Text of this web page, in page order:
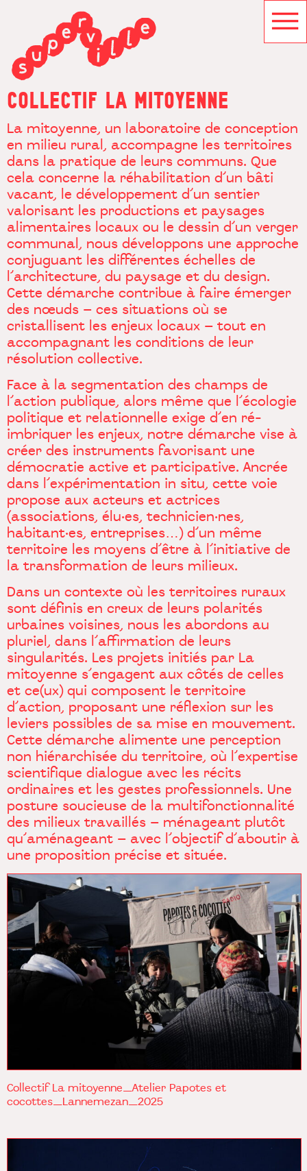
COLLECTIF LA MITOYENNE
La mitoyenne, un laboratoire de conception
en milieu rural, accompagne les territoires
dans la pratique de leurs communs. Que
cela concerne la réhabilitation d’un bâti
vacant, le développement d’un sentier
valorisant les productions et paysages
alimentaires locaux ou le dessin d’un verger
communal, nous développons une approche
conjuguant les différentes échelles de
l’architecture, du paysage et du design.
Cette démarche contribue à faire émerger
des nœuds – ces situations où se
cristallisent les enjeux locaux – tout en
accompagnant les conditions de leur
résolution collective.
Face à la segmentation des champs de
l’action publique, alors même que l’écologie
politique et relationnelle exige d’en ré-
imbriquer les enjeux, notre démarche vise à
créer des instruments favorisant une
démocratie active et participative. Ancrée
dans l’expérimentation in situ, cette voie
propose aux acteurs et actrices
(associations, élu·es, technicien·nes,
habitant·es, entreprises…) d’un même
territoire les moyens d’être à l’initiative de
la transformation de leurs milieux.
Dans un contexte où les territoires ruraux
sont définis en creux de leurs polarités
urbaines voisines, nous les abordons au
pluriel, dans l’affirmation de leurs
singularités. Les projets initiés par La
mitoyenne s’engagent aux côtés de celles
et ce(ux) qui composent le territoire
d’action, proposant une réflexion sur les
leviers possibles de sa mise en mouvement.
Cette démarche alimente une perception
non hiérarchisée du territoire, où l’expertise
scientifique dialogue avec les récits
ordinaires et les gestes professionnels. Une
posture soucieuse de la multifonctionnalité
des milieux travaillés – ménageant plutôt
qu’aménageant – avec l’objectif d’aboutir à
une proposition précise et située.
Collectif La mitoyenne_Atelier Papotes et
cocottes_Lannemezan_2025